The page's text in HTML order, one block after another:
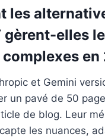
les
gèrent-elles
en
et Gemini
un pavé de 50
de blog. Leur
les nuances,